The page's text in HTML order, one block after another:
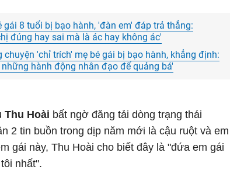
gái 8 tuổi bị bạo hành, 'đàn em' đáp trả thẳng:
đúng hay sai mà là ác hay không ác'
chuyện 'chỉ trích' mẹ bé gái bị bạo hành, khẳng định:
hành động nhân đạo để quảng bá'
Thu Hoài bất ngờ đăng tải dòng trạng thái
2 tin buồn trong dịp năm mới là cậu ruột và em
gái này, Thu Hoài cho biết đây là "đứa em gái
nhất".